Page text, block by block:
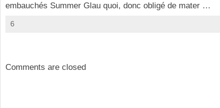
embauchés Summer Glau quoi, donc obligé de mater …
6
Comments are closed